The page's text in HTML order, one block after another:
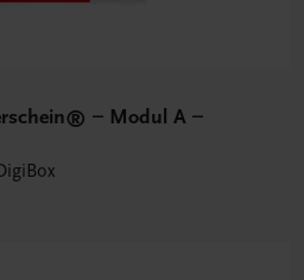
– Modul A –